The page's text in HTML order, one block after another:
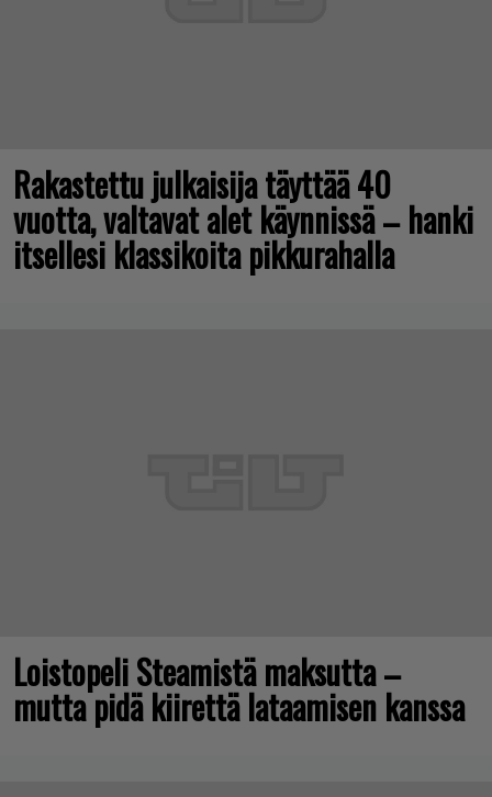
Rakastettu julkaisija täyttää 40
vuotta, valtavat alet käynnissä – hanki
itsellesi klassikoita pikkurahalla
Loistopeli Steamistä maksutta –
mutta pidä kiirettä lataamisen kanssa